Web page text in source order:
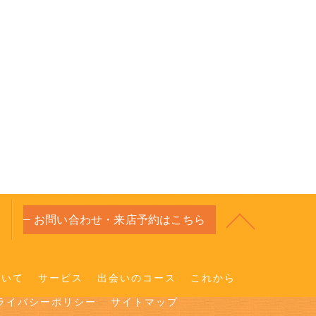
お問い合わせ・来店予約はこちら
て サービス 出会いのコース これから
イバシーポリシー サイトマップ